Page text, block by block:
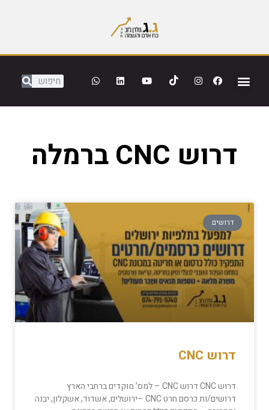
דרוש CNC ברמלה
דרושים
דרוש CNC
דרוש CNC דרוש CNC – למס’ מוקדים ברחבי הארץ
דרושים/ות כרסם חרט CNC –ירושלים, אשדוד, אשקלון, יבנה